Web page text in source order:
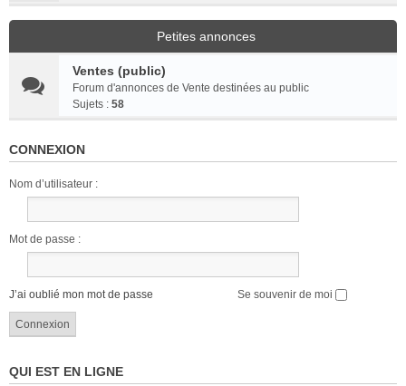
Petites annonces
Ventes (public)
Forum d'annonces de Vente destinées au public
Sujets : 58
CONNEXION
Nom d’utilisateur :
Mot de passe :
J’ai oublié mon mot de passe Se souvenir de moi
QUI EST EN LIGNE